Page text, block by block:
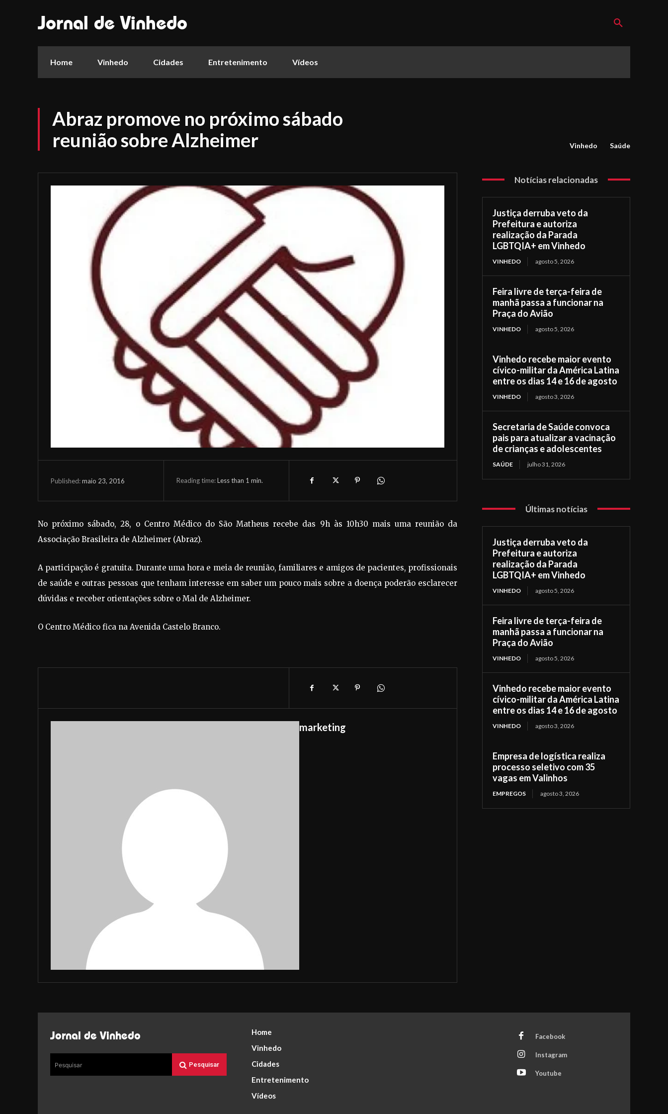
Jornal de Vinhedo
Home Vinhedo Cidades Entretenimento Vídeos
Abraz promove no próximo sábado
reunião sobre Alzheimer
Vinhedo Saúde
Published:maio 23, 2016 Reading time:Less than 1 min.
No próximo sábado, 28, o Centro Médico do São Matheus recebe das 9h às 10h30 mais uma reunião da
Associação Brasileira de Alzheimer (Abraz).
A participação é gratuita. Durante uma hora e meia de reunião, familiares e amigos de pacientes, profissionais
de saúde e outras pessoas que tenham interesse em saber um pouco mais sobre a doença poderão esclarecer
dúvidas e receber orientações sobre o Mal de Alzheimer.
O Centro Médico fica na Avenida Castelo Branco.
marketing
Notícias relacionadas
Justiça derruba veto da
Prefeitura e autoriza
realização da Parada
LGBTQIA+ em Vinhedo
VINHEDO agosto 5, 2026
Feira livre de terça-feira de
manhã passa a funcionar na
Praça do Avião
VINHEDO agosto 5, 2026
Vinhedo recebe maior evento
cívico-militar da América Latina
entre os dias 14 e 16 de agosto
VINHEDO agosto 3, 2026
Secretaria de Saúde convoca
pais para atualizar a vacinação
de crianças e adolescentes
SAÚDE julho 31, 2026
Últimas notícias
Justiça derruba veto da
Prefeitura e autoriza
realização da Parada
LGBTQIA+ em Vinhedo
VINHEDO agosto 5, 2026
Feira livre de terça-feira de
manhã passa a funcionar na
Praça do Avião
VINHEDO agosto 5, 2026
Vinhedo recebe maior evento
cívico-militar da América Latina
entre os dias 14 e 16 de agosto
VINHEDO agosto 3, 2026
Empresa de logística realiza
processo seletivo com 35
vagas em Valinhos
EMPREGOS agosto 3, 2026
Jornal de Vinhedo
Pesquisar Pesquisar
Home
Vinhedo
Cidades
Entretenimento
Vídeos
Facebook
Instagram
Youtube